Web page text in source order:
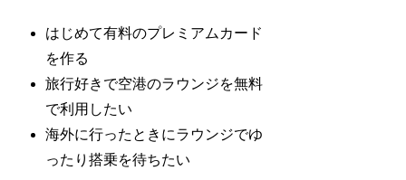
はじめて有料のプレミアムカード
を作る
旅行好きで空港のラウンジを無料
で利用したい
海外に行ったときにラウンジでゆ
ったり搭乗を待ちたい